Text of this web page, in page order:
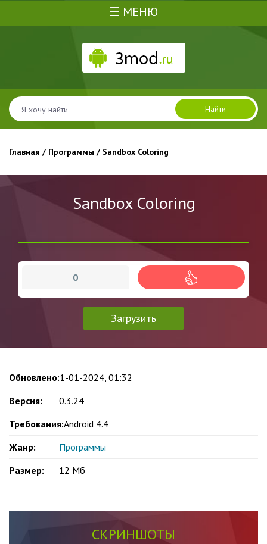
☰ МЕНЮ
Найти
Главная / Программы / Sandbox Coloring
Sandbox Coloring
Загрузить
0
Обновлено:1-01-2024, 01:32
Версия:
0.3.24
Требования:Android 4.4
Жанр:
Программы
Размер:
12 Мб
СКРИНШОТЫ